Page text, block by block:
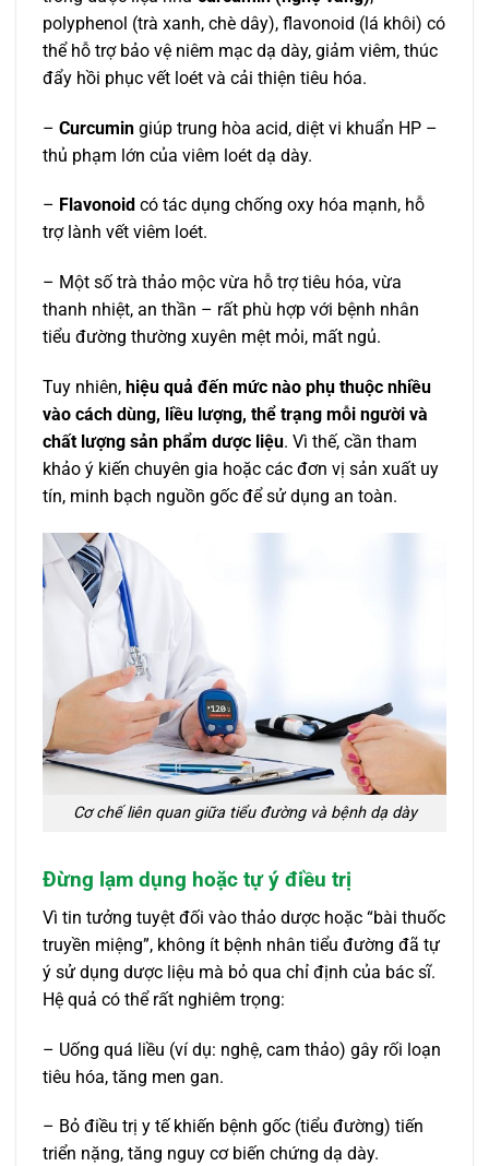
polyphenol (trà xanh, chè dây), flavonoid (lá khôi) có
thể hỗ trợ bảo vệ niêm mạc dạ dày, giảm viêm, thúc
đẩy hồi phục vết loét và cải thiện tiêu hóa.
– Curcumin giúp trung hòa acid, diệt vi khuẩn HP –
thủ phạm lớn của viêm loét dạ dày.
– Flavonoid có tác dụng chống oxy hóa mạnh, hỗ
trợ lành vết viêm loét.
– Một số trà thảo mộc vừa hỗ trợ tiêu hóa, vừa
thanh nhiệt, an thần – rất phù hợp với bệnh nhân
tiểu đường thường xuyên mệt mỏi, mất ngủ.
Tuy nhiên, hiệu quả đến mức nào phụ thuộc nhiều
vào cách dùng, liều lượng, thể trạng mỗi người và
chất lượng sản phẩm dược liệu. Vì thế, cần tham
khảo ý kiến chuyên gia hoặc các đơn vị sản xuất uy
tín, minh bạch nguồn gốc để sử dụng an toàn.
Cơ chế liên quan giữa tiểu đường và bệnh dạ dày
Đừng lạm dụng hoặc tự ý điều trị
Vì tin tưởng tuyệt đối vào thảo dược hoặc “bài thuốc
truyền miệng”, không ít bệnh nhân tiểu đường đã tự
ý sử dụng dược liệu mà bỏ qua chỉ định của bác sĩ.
Hệ quả có thể rất nghiêm trọng:
– Uống quá liều (ví dụ: nghệ, cam thảo) gây rối loạn
tiêu hóa, tăng men gan.
– Bỏ điều trị y tế khiến bệnh gốc (tiểu đường) tiến
triển nặng, tăng nguy cơ biến chứng dạ dày.